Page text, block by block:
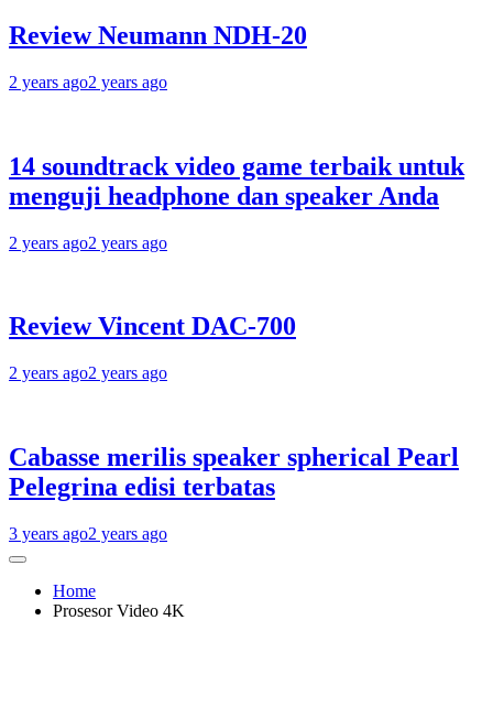
Review Neumann NDH-20
2 years ago2 years ago
14 soundtrack video game terbaik untuk
menguji headphone dan speaker Anda
2 years ago2 years ago
Review Vincent DAC-700
2 years ago2 years ago
Cabasse merilis speaker spherical Pearl
Pelegrina edisi terbatas
3 years ago2 years ago
Home
Prosesor Video 4K